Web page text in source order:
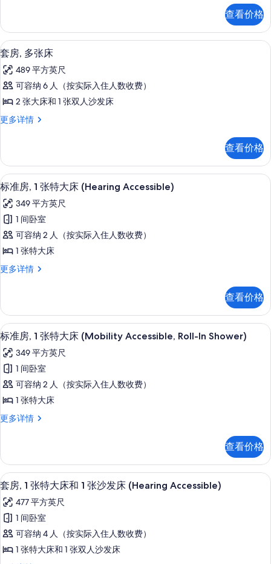
有
照
片
息
大
床
的
所
有
照
片
张
大
床
多
信
查看价格
显
示
套
房,
张
的
所
有
照
片
套房, 多张床 | 高档床上用品、办公桌
15
套房, 多张床
489 平方英尺
可容纳 6 人（按实际入住人数收费）
2 张大床和 1 张双人沙发床
更多详情
套
床
更
多
息
查看价格
显
示
标
准
房,
1
张
大
床
(Hearing
Accessible)
的
所
有
照
高档床上用品、办公桌、笔记本电脑
9
标准房, 1 张特大床 (Hearing Accessible)
349 平方英尺
1 间卧室
可容纳 2 人（按实际入住人数收费）
1 张特大床
更多详情
标
张
特
大
(Hearing
Accessible)
更
多
信
查看价格
显
示
标
准
房,
1
张
大
床
(Mobility
Accessible,
Roll-
In
Shower)
的
高档床上用品、办公桌、笔记本电脑
11
标准房, 1 张特大床 (Mobility Accessible, Roll-In Shower)
349 平方英尺
1 间卧室
可容纳 2 人（按实际入住人数收费）
1 张特大床
更多详情
标
张
特
大
(Mobility
Accessible,
Roll-
In
Shower)
查看价格
显
示
套
房,
1
张
高档床上用品、办公桌、笔记本电脑
12
套房, 1 张特大床和 1 张沙发床 (Hearing Accessible)
477 平方英尺
1 间卧室
可容纳 4 人（按实际入住人数收费）
1 张特大床和 1 张双人沙发床